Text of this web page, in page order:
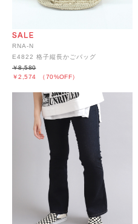
RNA-N
E4822 格子縦長かごバッグ
￥2,574 （70%OFF）
￥8,580